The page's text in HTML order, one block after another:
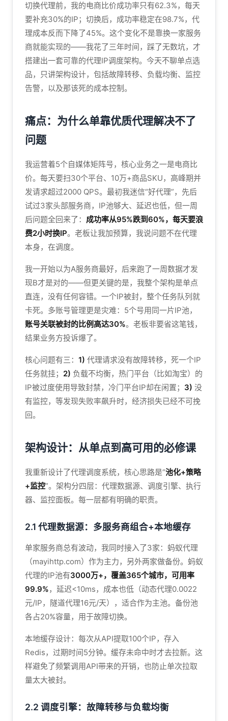
切换代理前，我的电商比价成功率只有62.3%，每天
要补充30%的IP；切换后，成功率稳定在98.7%，代
理成本反而下降了45%。这个变化不是靠换一家服务
商就能实现的——我花了三年时间，踩了无数坑，才
搭建出一套可靠的代理IP调度架构。今天不聊单点选
品，只讲架构设计，包括故障转移、负载均衡、监控
告警，以及那该死的成本控制。
痛点：为什么单靠优质代理解决不了
问题
我运营着5个自媒体矩阵号，核心业务之一是电商比
价。每天要扫30个平台、10万+商品SKU，高峰期并
发请求超过2000 QPS。最初我迷信“好代理”，先后
试过3家头部服务商，IP池够大、延迟也低，但一周
后问题全回来了： 成功率从95%跌到60%，每天要浪
费2小时换IP。老板让我加预算，我说问题不在代理
本身，在调度。
我一开始以为A服务商最好，后来跑了一周数据才发
现B才是对的——但更关键的是，我整个架构是单点
直连，没有任何容错。一个IP被封，整个任务队列就
卡死。多账号管理更是灾难：5个号用同一片IP池，
账号关联被封的比例高达30%。老板非要省这笔钱，
结果业务方投诉爆了。
核心问题有三： 1) 代理请求没有故障转移，死一个IP
任务就挂； 2) 负载不均衡，热门平台（比如淘宝）的
IP被过度使用导致封禁，冷门平台IP却在闲置； 3) 没
有监控，等发现失败率飙升时，经济损失已经不可挽
回。
架构设计：从单点到高可用的必修课
我重新设计了代理调度系统，核心思路是“池化+策略
+监控”。架构分四层：代理数据源、调度引擎、执行
器、监控面板。每一层都有明确的职责。
2.1 代理数据源：多服务商组合+本地缓存
单家服务商总有波动，我同时接入了3家：蚂蚁代理
（mayihttp.com）作为主力，另外两家做备份。蚂蚁
代理的IP池有3000万+，覆盖365个城市，可用率
99.9%，延迟<10ms，成本也低（动态代理0.0022
元/IP，隧道代理16元/天），适合作为主池。备份池
各占20%容量，用于故障切换。
本地缓存设计：每次从API提取100个IP，存入
Redis，过期时间5分钟。缓存未命中时才去拉新。这
样避免了频繁调用API带来的开销，也防止单次拉取
量太大被封。
2.2 调度引擎：故障转移与负载均衡